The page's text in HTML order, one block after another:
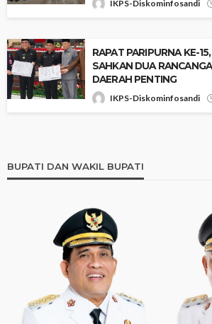
IKPS-Diskominfosandi
RAPAT PARIPURNA KE-
SAHKAN DUA
DAERAH PENTING
IKPS-Diskominfosandi
BUPATI DAN WAKIL BUPATI